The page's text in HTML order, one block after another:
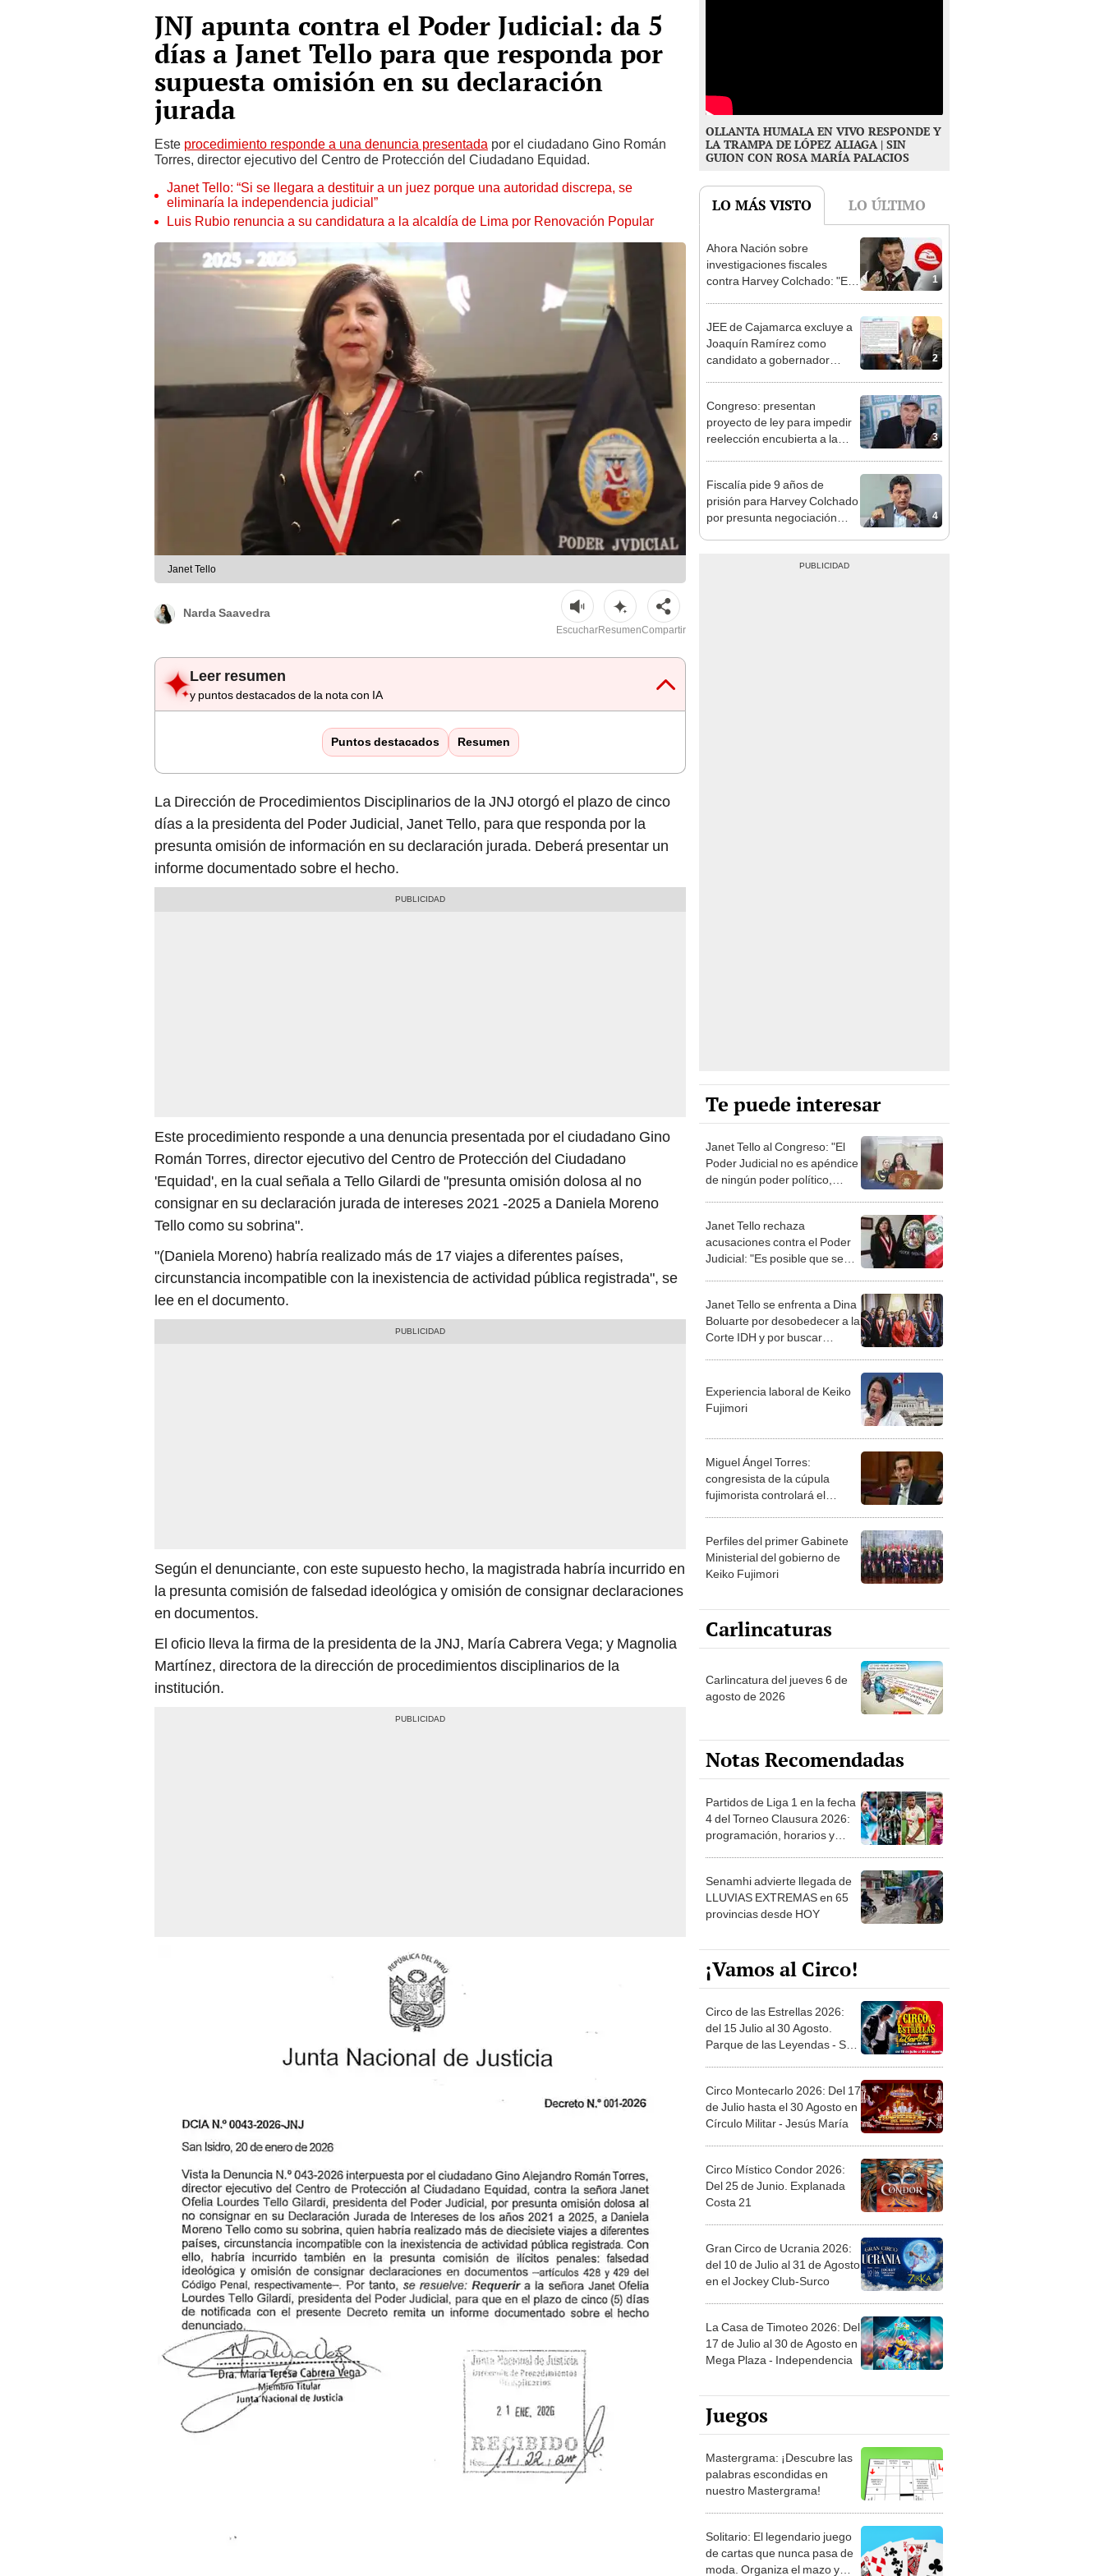
JNJ apunta contra el Poder Judicial: da 5
días a Janet Tello para que responda por
supuesta omisión en su declaración
jurada
Este procedimiento responde a una denuncia presentada por el ciudadano Gino Román
Torres, director ejecutivo del Centro de Protección del Ciudadano Equidad.
Janet Tello: “Si se llegara a destituir a un juez porque una autoridad discrepa, se
eliminaría la independencia judicial”
Luis Rubio renuncia a su candidatura a la alcaldía de Lima por Renovación Popular
Janet Tello
Narda Saavedra
EscucharResumenCompartir
Leer resumen
y puntos destacados de la nota con IA
Puntos destacados Resumen
La Dirección de Procedimientos Disciplinarios de la JNJ otorgó el plazo de cinco
días a la presidenta del Poder Judicial, Janet Tello, para que responda por la
presunta omisión de información en su declaración jurada. Deberá presentar un
informe documentado sobre el hecho.
Este procedimiento responde a una denuncia presentada por el ciudadano Gino
Román Torres, director ejecutivo del Centro de Protección del Ciudadano
'Equidad', en la cual señala a Tello Gilardi de "presunta omisión dolosa al no
consignar en su declaración jurada de intereses 2021 -2025 a Daniela Moreno
Tello como su sobrina".
"(Daniela Moreno) habría realizado más de 17 viajes a diferentes países,
circunstancia incompatible con la inexistencia de actividad pública registrada", se
lee en el documento.
Según el denunciante, con este supuesto hecho, la magistrada habría incurrido en
la presunta comisión de falsedad ideológica y omisión de consignar declaraciones
en documentos.
El oficio lleva la firma de la presidenta de la JNJ, María Cabrera Vega; y Magnolia
Martínez, directora de la dirección de procedimientos disciplinarios de la
institución.
OLLANTA HUMALA EN VIVO RESPONDE Y
LA TRAMPA DE LÓPEZ ALIAGA | SIN
GUION CON ROSA MARÍA PALACIOS
LO MÁS VISTO LO ÚLTIMO
1
Ahora Nación sobre
investigaciones fiscales
contra Harvey Colchado: "El
2
JEE de Cajamarca excluye a
Joaquín Ramírez como
candidato a gobernador
3
Congreso: presentan
proyecto de ley para impedir
reelección encubierta a la
4
Fiscalía pide 9 años de
prisión para Harvey Colchado
por presunta negociación
Te puede interesar
Janet Tello al Congreso: "El
Poder Judicial no es apéndice
de ningún poder político,
Janet Tello rechaza
acusaciones contra el Poder
Judicial: "Es posible que se
Janet Tello se enfrenta a Dina
Boluarte por desobedecer a la
Corte IDH y por buscar
Experiencia laboral de Keiko
Fujimori
Miguel Ángel Torres:
congresista de la cúpula
fujimorista controlará el
Perfiles del primer Gabinete
Ministerial del gobierno de
Keiko Fujimori
Carlincaturas
Carlincatura del jueves 6 de
agosto de 2026
Notas Recomendadas
Partidos de Liga 1 en la fecha
4 del Torneo Clausura 2026:
programación, horarios y
Senamhi advierte llegada de
LLUVIAS EXTREMAS en 65
provincias desde HOY
¡Vamos al Circo!
Circo de las Estrellas 2026:
del 15 Julio al 30 Agosto.
Parque de las Leyendas - San
Circo Montecarlo 2026: Del 17
de Julio hasta el 30 Agosto en
Círculo Militar - Jesús María
Circo Místico Condor 2026:
Del 25 de Junio. Explanada
Costa 21
Gran Circo de Ucrania 2026:
del 10 de Julio al 31 de Agosto
en el Jockey Club-Surco
La Casa de Timoteo 2026: Del
17 de Julio al 30 de Agosto en
Mega Plaza - Independencia
Juegos
Mastergrama: ¡Descubre las
palabras escondidas en
nuestro Mastergrama!
Solitario: El legendario juego
de cartas que nunca pasa de
moda. Organiza el mazo y